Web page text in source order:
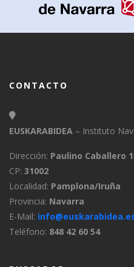
CONTACTO
EUSKARABIDEA – Instituto
Dirección: Paulino Caballero
CP: 31002
Localidad: Pamplona/Iruña
Provincia: Navarra
E-Mail:
Teléfono: 848 42 60 54